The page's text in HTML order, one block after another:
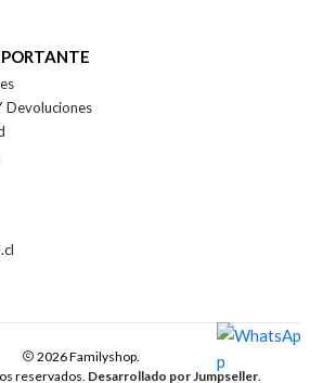
Devoluciones
2026 Familyshop.
reservados. Desarrollado por Jumpseller.